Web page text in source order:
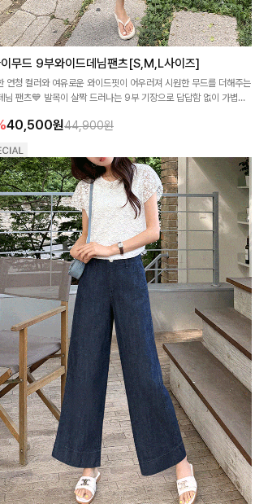
무드 9부와이드데님팬츠[S,M,L사이즈]
연청 컬러와 여유로운 와이드핏이 어우러져 시원한 무드를 더해주는
님 팬츠💙 발목이 살짝 드러나는 9부 기장으로 답답함 없이 가볍게
40,500원44,900원